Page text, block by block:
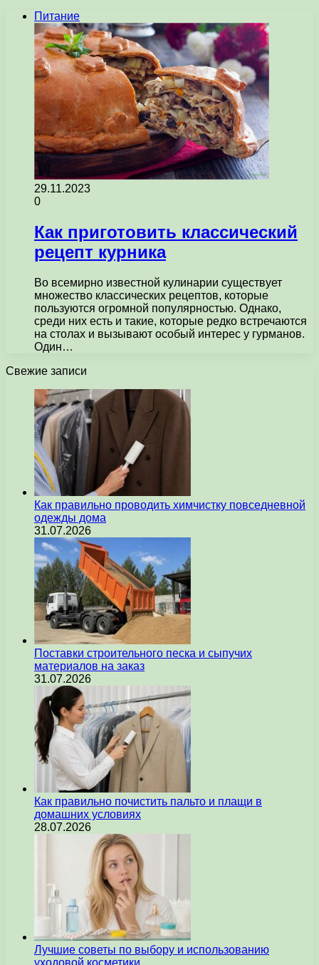
Питание
29.11.2023
0
Как приготовить классический
рецепт курника
Во всемирно известной кулинарии существует
множество классических рецептов, которые
пользуются огромной популярностью. Однако,
среди них есть и такие, которые редко встречаются
на столах и вызывают особый интерес у гурманов.
Один…
Свежие записи
Как правильно проводить химчистку повседневной
одежды дома
31.07.2026
Поставки строительного песка и сыпучих
материалов на заказ
31.07.2026
Как правильно почистить пальто и плащи в
домашних условиях
28.07.2026
Лучшие советы по выбору и использованию
уходовой косметики